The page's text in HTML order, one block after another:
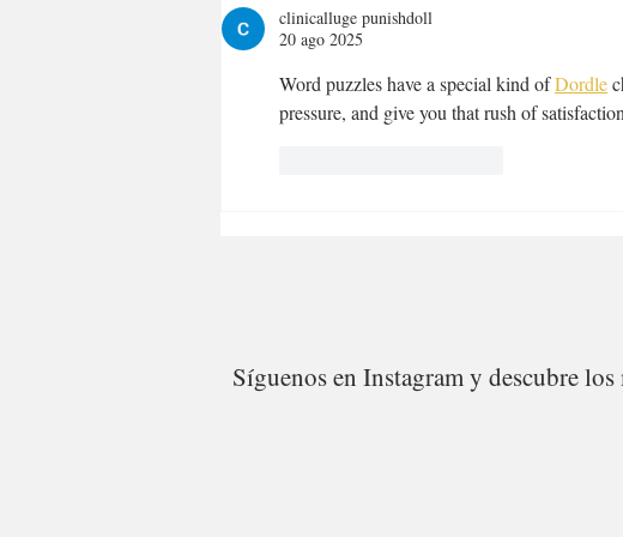
clinicalluge punishdoll
20 ago 2025
Word puzzles have a special kind of Dordle
pressure, and give you that rush of
Síguenos en Instagram y descubre